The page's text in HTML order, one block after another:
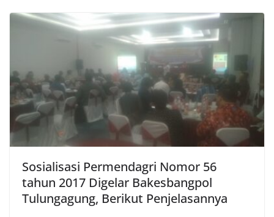
Sosialisasi Permendagri Nomor 56
tahun 2017 Digelar Bakesbangpol
Tulungagung, Berikut Penjelasannya